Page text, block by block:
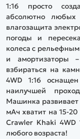
1:16 просто
абсолютно любых
влагозащита
погоды и
колеса с
и амортизаторы
взбираться на
4WD 1:16
наилучшей
Машинка развивает
мАч хватит на 15-
Crawler Khaki 4WD
любого возраста!